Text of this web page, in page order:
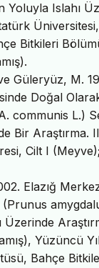
Yoluyla Islahı
Bitkileri
Güleryüz, M.
Doğal
communis L.)
Bir Araştırma.
Cilt I
Elazığ
(Prunus
Üzerinde
Yüzüncü
Bahçe